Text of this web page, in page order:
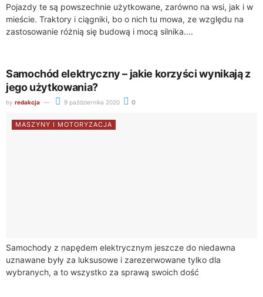
Pojazdy te są powszechnie użytkowane, zarówno na wsi, jak i w
mieście. Traktory i ciągniki, bo o nich tu mowa, ze względu na
zastosowanie różnią się budową i mocą silnika....
Samochód elektryczny – jakie korzyści wynikają z
jego użytkowania?
by redakcja 9 października 2020 0
MASZYNY I MOTORYZACJA
Samochody z napędem elektrycznym jeszcze do niedawna
uznawane były za luksusowe i zarezerwowane tylko dla
wybranych, a to wszystko za sprawą swoich dość